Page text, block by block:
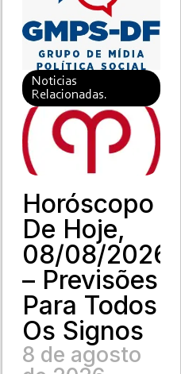
Noticias
Relacionadas.
Horóscopo
De Hoje,
08/08/2026
– Previsões
Para Todos
Os Signos
8 de agosto